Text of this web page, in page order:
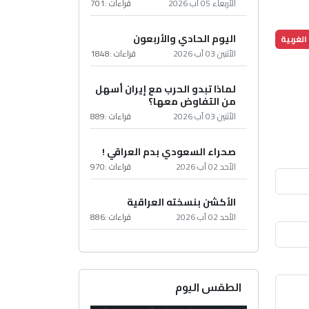
اليوم الحادي والأربعون
الأثنين 03 آب 2026 قراءات :1848
لماذا تبدو الحرب مع إيران أسهل
من التفاوض معها؟
الأثنين 03 آب 2026 قراءات :889
صحراء السعودي بدم العراقي !
الأحد 02 آب 2026 قراءات :970
الأكشن بنسخته العراقية
الأحد 02 آب 2026 قراءات :886
الطقس اليوم